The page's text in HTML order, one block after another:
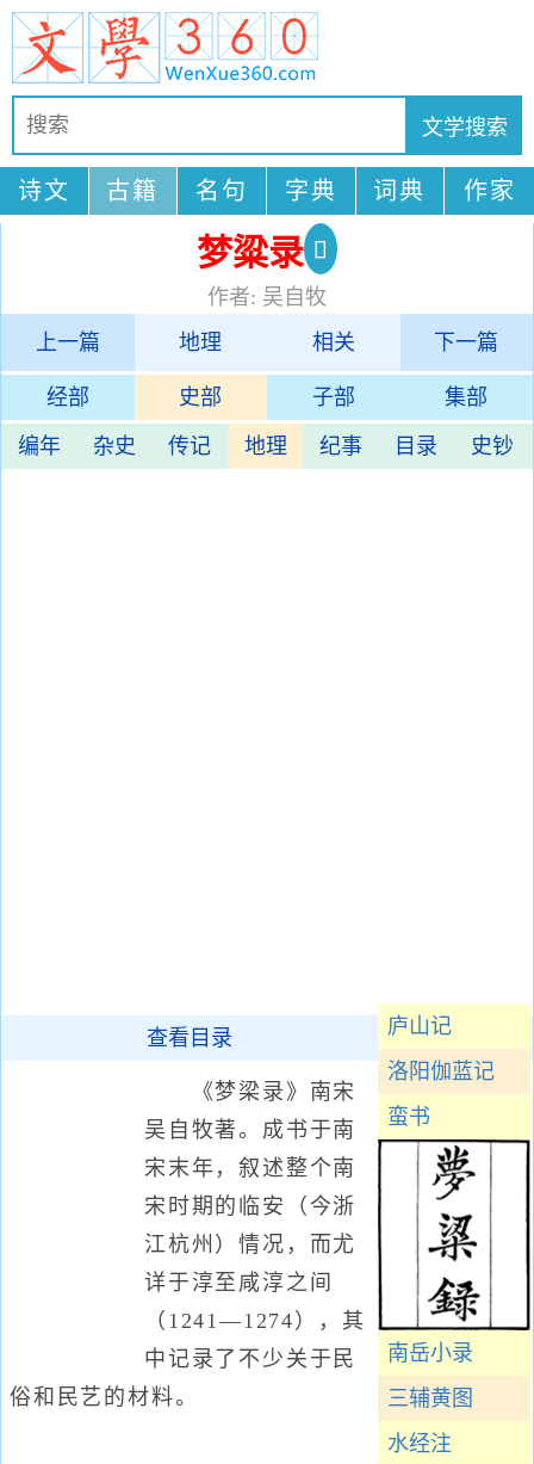
诗文 古籍 名句 字典 词典 作家
梦粱录
作者: 吴自牧
上一篇
地理 相关 下一篇
经部 史部 子部 集部
编年 杂史 传记 地理 纪事 目录 史钞
庐山记
洛阳伽蓝记
蛮书
南岳小录
三辅黄图
水经注
查看目录
《梦梁录》南宋
吴自牧著。成书于南
宋末年，叙述整个南
宋时期的临安（今浙
江杭州）情况，而尤
详于淳至咸淳之间
（1241—1274），其
中记录了不少关于民
俗和民艺的材料。